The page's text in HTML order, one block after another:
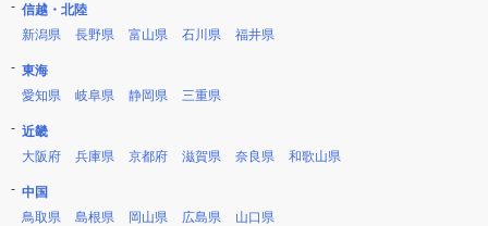
信越・北陸
新潟県
長野県 富山県 石川県 福井県
東海
愛知県
岐阜県 静岡県 三重県
近畿
大阪府
兵庫県 京都府 滋賀県 奈良県 和歌山県
中国
鳥取県
島根県 岡山県 広島県 山口県